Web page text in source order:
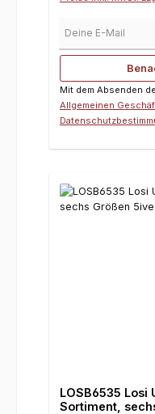
Mit dem Absenden
Allgemeinen
LOSB6535
Sortiment,